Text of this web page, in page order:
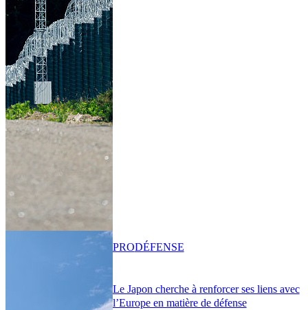
Le Japon cherche à renforcer ses liens avec
l’Europe en matière de défense
PRODÉFENSE